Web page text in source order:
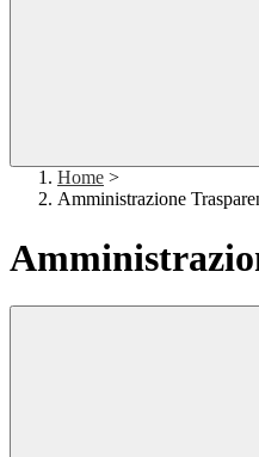
Home >
Amministrazione